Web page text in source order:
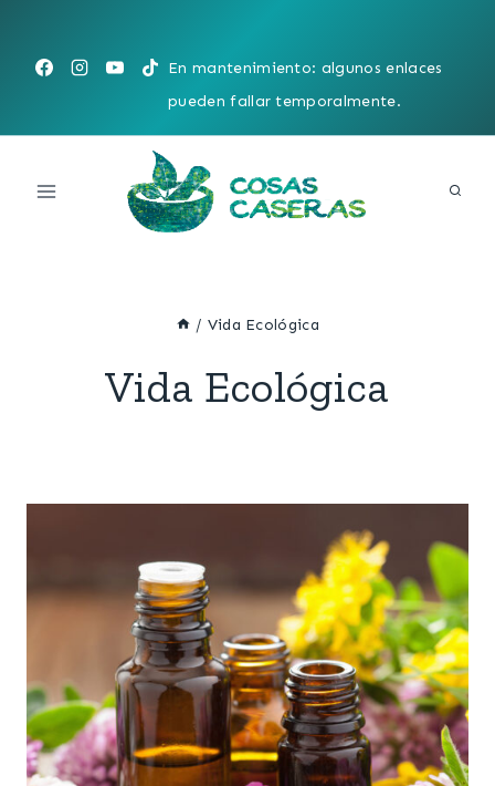
contenido
En mantenimiento: algunos enlaces
pueden fallar temporalmente.
/ Vida Ecológica
Vida Ecológica